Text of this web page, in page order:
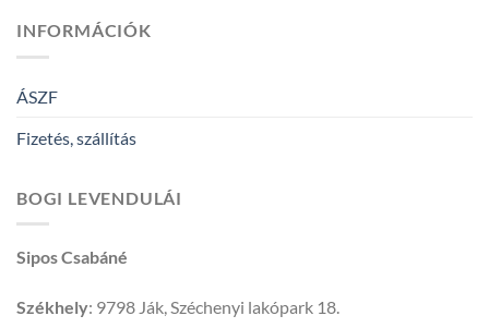
INFORMÁCIÓK
ÁSZF
Fizetés, szállítás
BOGI LEVENDULÁI
Sipos Csabáné
Székhely: 9798 Ják, Széchenyi lakópark 18.